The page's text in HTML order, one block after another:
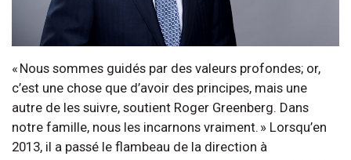
« Nous sommes guidés par des valeurs profondes; or,
c’est une chose que d’avoir des principes, mais une
autre de les suivre, soutient Roger Greenberg. Dans
notre famille, nous les incarnons vraiment. » Lorsqu’en
2013, il a passé le flambeau de la direction à